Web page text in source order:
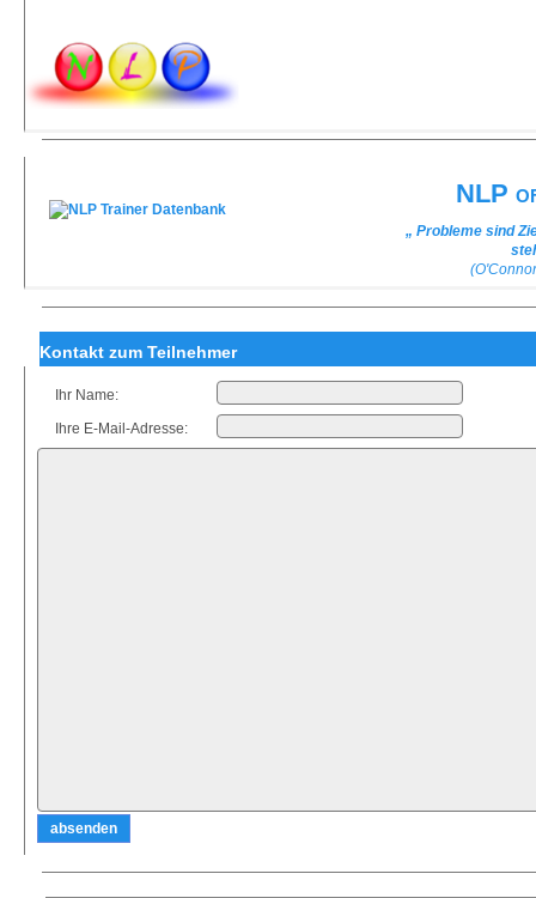
NLP
„ Probleme sind
Kontakt zum Teilnehmer
Ihr Name:
Ihre E-Mail-Adresse: